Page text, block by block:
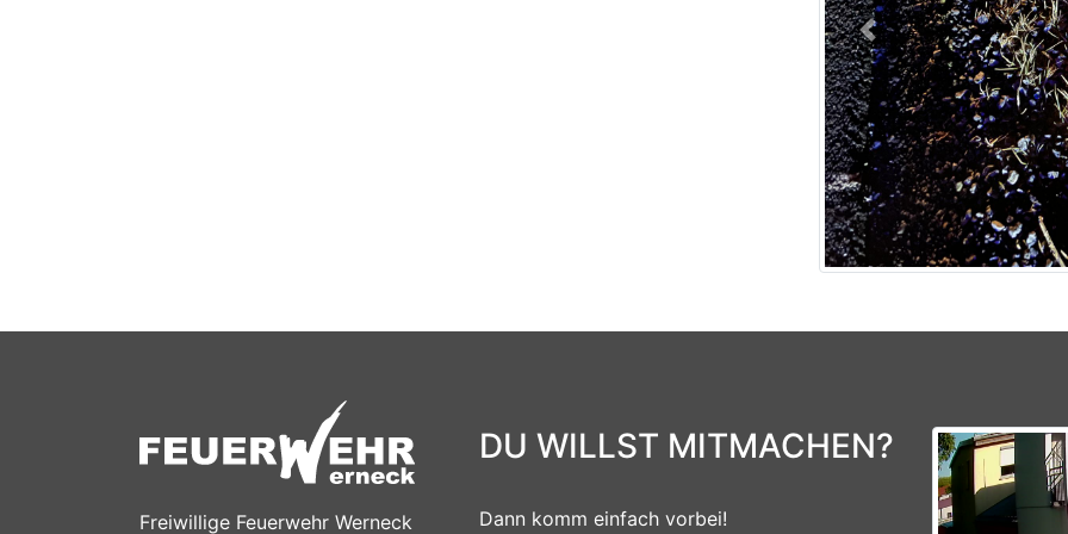
Previous
Freiwillige Feuerwehr Werneck
DU WILLST MITMACHEN?
Dann komm einfach vorbei!